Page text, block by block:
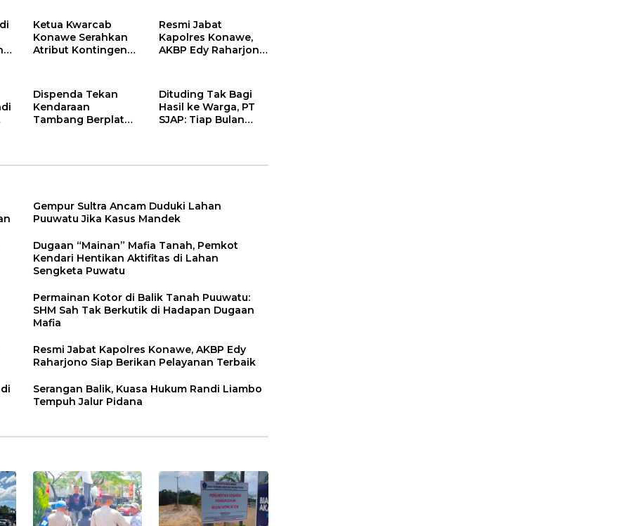
Puwatu
Ketua Kwarcab
Konawe Serahkan
Atribut Kontingen
Resmi Jabat
Kapolres Konawe,
AKBP Edy Raharjono
Dispenda Tekan
Kendaraan
Tambang Berplat
Dituding Tak Bagi
Hasil ke Warga, PT
SJAP: Tiap Bulan
Gempur Sultra Ancam Duduki Lahan
Puuwatu Jika Kasus Mandek
Dugaan “Mainan” Mafia Tanah, Pemkot
Kendari Hentikan Aktifitas di Lahan
Sengketa Puwatu
Permainan Kotor di Balik Tanah Puuwatu:
SHM Sah Tak Berkutik di Hadapan Dugaan
Mafia
Resmi Jabat Kapolres Konawe, AKBP Edy
Raharjono Siap Berikan Pelayanan Terbaik
Serangan Balik, Kuasa Hukum Randi Liambo
Tempuh Jalur Pidana